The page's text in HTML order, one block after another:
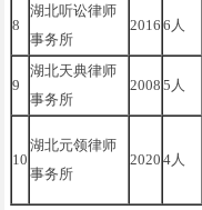
8
湖北听讼律师
事务所
2016 6人
9
湖北天典律师
事务所
2008 5人
10
湖北元领律师
事务所
2020 4人